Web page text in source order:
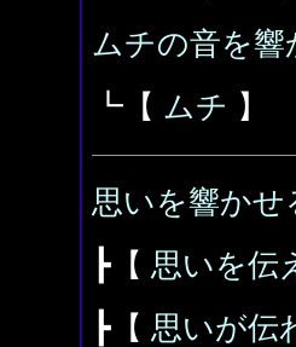
ムチの音を響
┗【 ムチ 】
思いを響かせ
┣【 思いを伝
┣【 思いが伝